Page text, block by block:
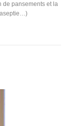
de pansements et la